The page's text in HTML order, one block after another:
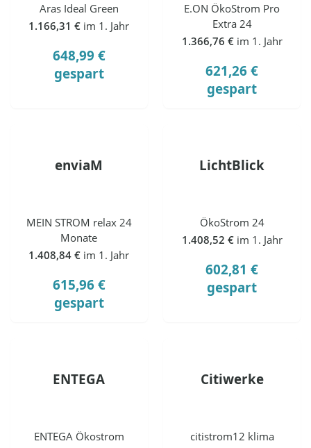
Aras Ideal Green
1.166,31 € im 1. Jahr
648,99 €
gespart
E.ON ÖkoStrom Pro
Extra 24
1.366,76 € im 1. Jahr
621,26 €
gespart
enviaM
MEIN STROM relax 24
Monate
1.408,84 € im 1. Jahr
615,96 €
gespart
LichtBlick
ÖkoStrom 24
1.408,52 € im 1. Jahr
602,81 €
gespart
ENTEGA
ENTEGA Ökostrom
Citiwerke
citistrom12 klima